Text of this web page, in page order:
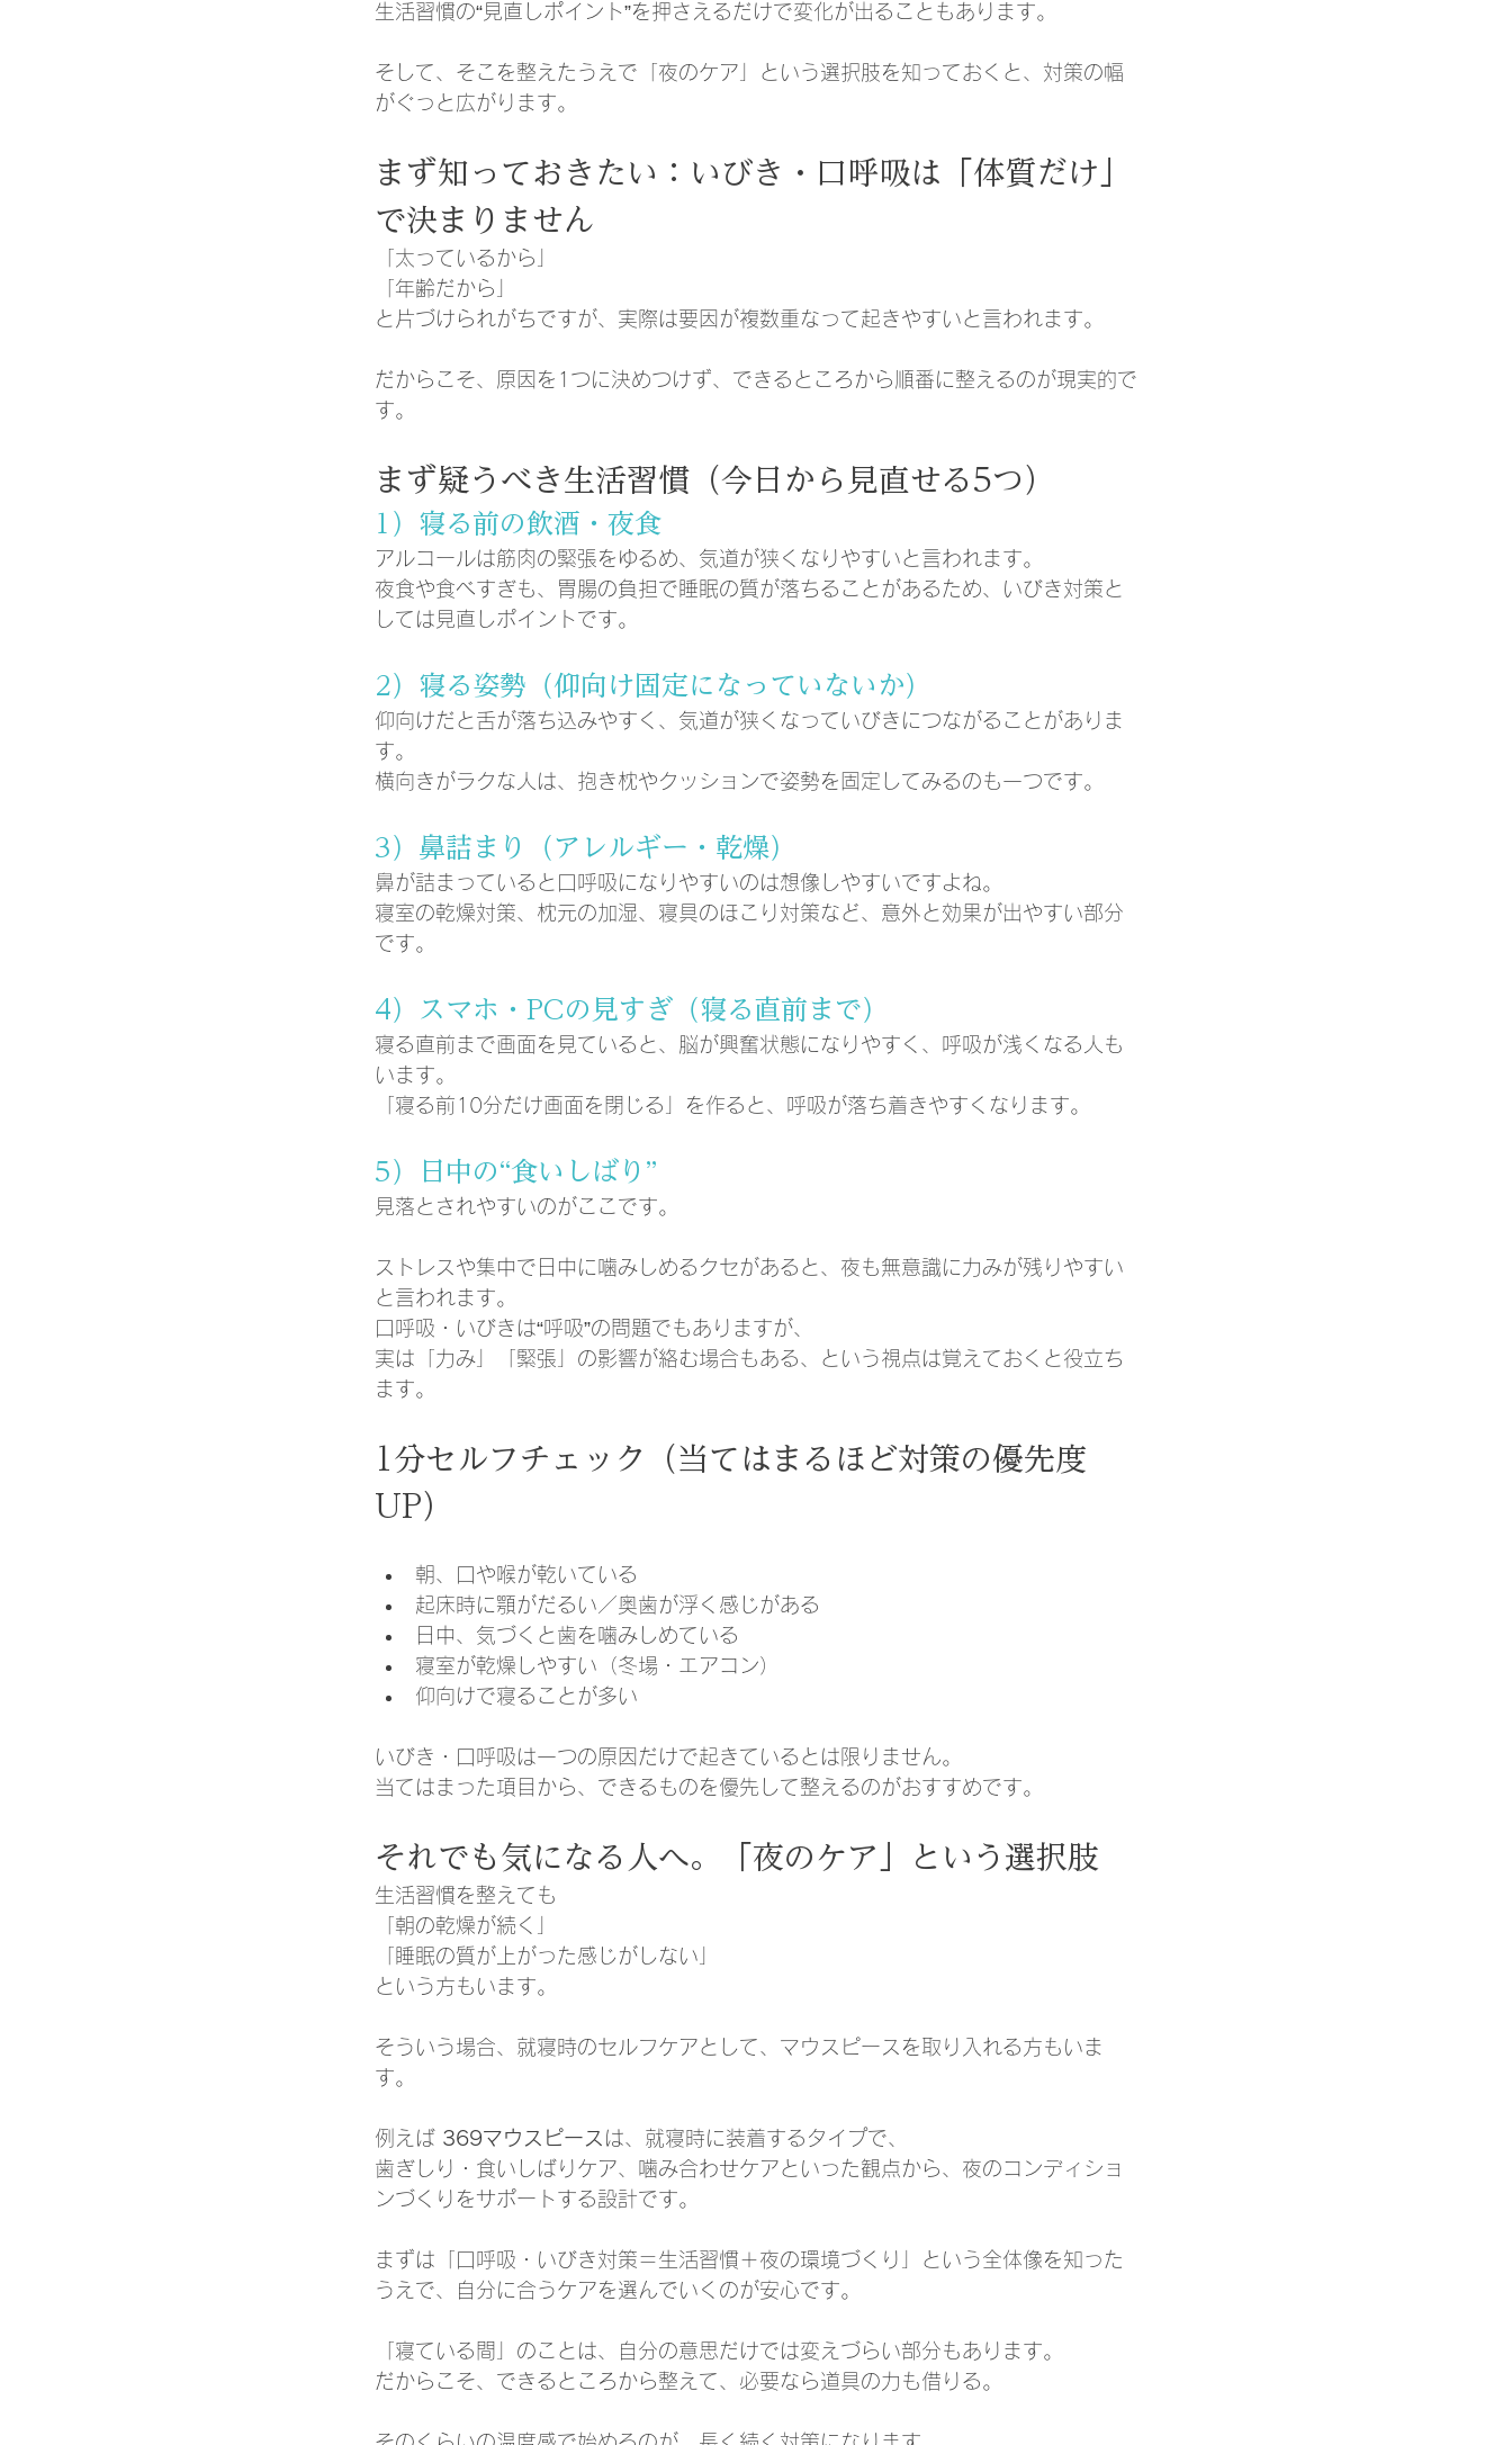
生活習慣の“見直しポイント”を押さえるだけで変化が出ることもあります。
そして、そこを整えたうえで「夜のケア」という選択肢を知っておくと、対策の幅
がぐっと広がります。
まず知っておきたい：いびき・口呼吸は「体質だけ」
で決まりません
「太っているから」
「年齢だから」
と片づけられがちですが、実際は要因が複数重なって起きやすいと言われます。
だからこそ、原因を1つに決めつけず、できるところから順番に整えるのが現実的で
す。
まず疑うべき生活習慣（今日から見直せる5つ）
1）寝る前の飲酒・夜食
アルコールは筋肉の緊張をゆるめ、気道が狭くなりやすいと言われます。
夜食や食べすぎも、胃腸の負担で睡眠の質が落ちることがあるため、いびき対策と
しては見直しポイントです。
2）寝る姿勢（仰向け固定になっていないか）
仰向けだと舌が落ち込みやすく、気道が狭くなっていびきにつながることがありま
す。
横向きがラクな人は、抱き枕やクッションで姿勢を固定してみるのも一つです。
3）鼻詰まり（アレルギー・乾燥）
鼻が詰まっていると口呼吸になりやすいのは想像しやすいですよね。
寝室の乾燥対策、枕元の加湿、寝具のほこり対策など、意外と効果が出やすい部分
です。
4）スマホ・PCの見すぎ（寝る直前まで）
寝る直前まで画面を見ていると、脳が興奮状態になりやすく、呼吸が浅くなる人も
います。
「寝る前10分だけ画面を閉じる」を作ると、呼吸が落ち着きやすくなります。
5）日中の“食いしばり”
見落とされやすいのがここです。
ストレスや集中で日中に噛みしめるクセがあると、夜も無意識に力みが残りやすい
と言われます。
口呼吸・いびきは“呼吸”の問題でもありますが、
実は「力み」「緊張」の影響が絡む場合もある、という視点は覚えておくと役立ち
ます。
1分セルフチェック（当てはまるほど対策の優先度
UP）
朝、口や喉が乾いている
起床時に顎がだるい／奥歯が浮く感じがある
日中、気づくと歯を噛みしめている
寝室が乾燥しやすい（冬場・エアコン）
仰向けで寝ることが多い
いびき・口呼吸は一つの原因だけで起きているとは限りません。
当てはまった項目から、できるものを優先して整えるのがおすすめです。
それでも気になる人へ。「夜のケア」という選択肢
生活習慣を整えても
「朝の乾燥が続く」
「睡眠の質が上がった感じがしない」
という方もいます。
そういう場合、就寝時のセルフケアとして、マウスピースを取り入れる方もいま
す。
例えば 369マウスピース は、就寝時に装着するタイプで、
歯ぎしり・食いしばりケア、噛み合わせケアといった観点から、夜のコンディショ
ンづくりをサポートする設計です。
まずは「口呼吸・いびき対策＝生活習慣＋夜の環境づくり」という全体像を知った
うえで、自分に合うケアを選んでいくのが安心です。
「寝ている間」のことは、自分の意思だけでは変えづらい部分もあります。
だからこそ、できるところから整えて、必要なら道具の力も借りる。